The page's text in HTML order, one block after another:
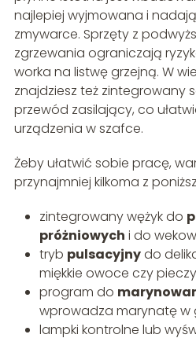
najlepiej wyjmowana i
zmywarce. Sprzęty z
zgrzewania ograniczają
worka na listwę grzejną. W
znajdziesz też zintegrowany
przewód zasilający, co
urządzenia w szafce.
Żeby ułatwić sobie pracę,
przynajmniej kilkoma z
zintegrowany wężyk do
próżniowych i do
tryb pulsacyjnydo
miękkie owoce czy
program do
wprowadza marynatę w
lampki kontrolne lub